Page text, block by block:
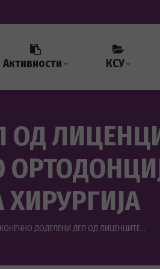
Активности КСУ
ОД
КОНЕЧНО ДОДЕЛЕНИ ДЕЛ ОД ЛИЦЕНЦИТЕ…